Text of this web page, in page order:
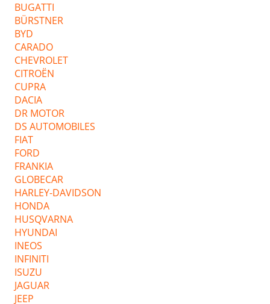
BUGATTI
BÜRSTNER
BYD
CARADO
CHEVROLET
CITROËN
CUPRA
DACIA
DR MOTOR
DS AUTOMOBILES
FIAT
FORD
FRANKIA
GLOBECAR
HARLEY-DAVIDSON
HONDA
HUSQVARNA
HYUNDAI
INEOS
INFINITI
ISUZU
JAGUAR
JEEP